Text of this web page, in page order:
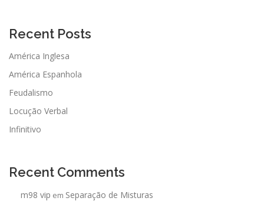
Recent Posts
América Inglesa
América Espanhola
Feudalismo
Locução Verbal
Infinitivo
Recent Comments
m98 vip em Separação de Misturas